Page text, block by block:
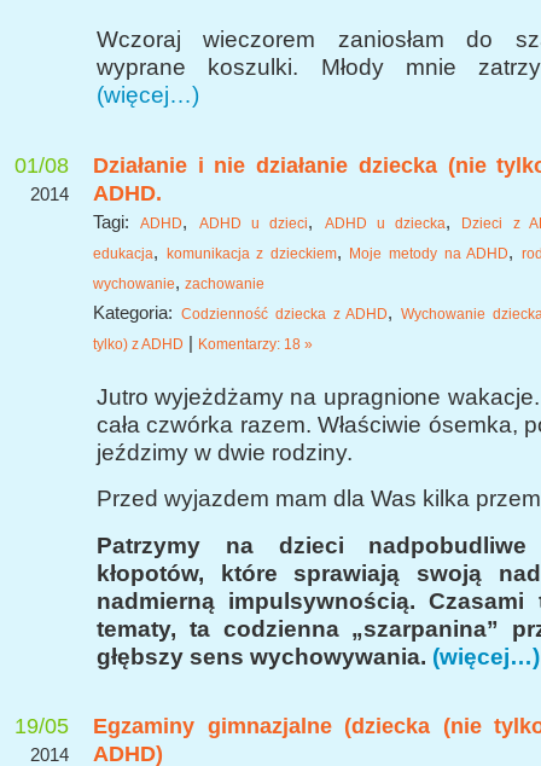
Wczoraj wieczorem zaniosłam do
wyprane koszulki. Młody mnie
(więcej…)
01/08
2014
Działanie i nie działanie dziecka (nie
ADHD.
Tagi:ADHD, ADHD u dzieci, ADHD u dziecka,
Dzieci z
edukacja, komunikacja z dzieckiem, Moje metody na ADHD,
wychowanie, zachowanie
Kategoria: Codzienność dziecka z ADHD,Wychowanie
tylko) z ADHD | Komentarzy: 18 »
Jutro wyjeżdżamy na upragnione
cała czwórka razem. Właściwie ósemka,
jeździmy w dwie rodziny.
Przed wyjazdem mam dla Was kilka
Patrzymy na dzieci
kłopotów, które sprawiają swoją
nadmierną impulsywnością. Czasami
tematy, ta codzienna „szarpanina”
głębszy sens wychowywania. (więcej…)
19/05
2014
Egzaminy gimnazjalne (dziecka (nie
ADHD)